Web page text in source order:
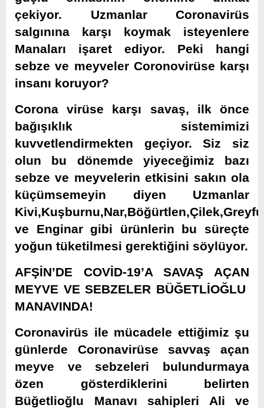
çekiyor. Uzmanlar Coronavirüs
salgınına karşı koymak isteyenlere
Manaları işaret ediyor. Peki hangi
sebze ve meyveler Coronovirüse karşı
insanı koruyor?
Corona virüse karşı savaş, ilk önce
bağışıklık sistemimizi
kuvvetlendirmekten geçiyor. Siz siz
olun bu dönemde yiyeceğimiz bazı
sebze ve meyvelerin etkisini sakın ola
küçümsemeyin diyen Uzmanlar
ve Enginar gibi ürünlerin bu süreçte
yoğun tüketilmesi gerektiğini söylüyor.
AFŞİN’DE COVİD-19’A SAVAŞ AÇAN
MEYVE VE SEBZELER BÜĞETLİOĞLU
MANAVINDA!
Coronavirüs ile mücadele ettiğimiz şu
günlerde Coronavirüse savvaş açan
meyve ve sebzeleri bulundurmaya
özen gösterdiklerini belirten
Büğetlioğlu Manavı sahipleri Ali ve